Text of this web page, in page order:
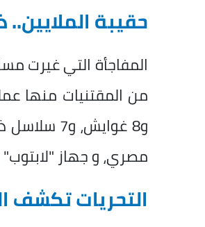
حقيبة
المفاجأة التي غيرت
مصري، و جهاز "لابتوب"
التحريات تكشف